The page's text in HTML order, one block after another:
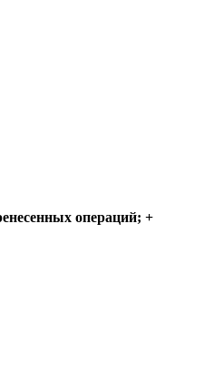
операций; +